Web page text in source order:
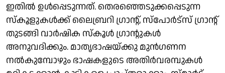
ഇതില്‍ ഉള്‍പ്പെടുന്നത്. തെരഞ്ഞെടുക്കപ്പെടുന്ന
സ്‌കൂളുകള്‍ക്ക് ലൈബ്രറി ഗ്രാന്റ്, സ്പോര്‍ട്സ് ഗ്രാന്റ്
തുടങ്ങി വാര്‍ഷിക സ്‌കൂള്‍ ഗ്രാന്റുകള്‍
അനുവദിക്കും. മാതൃഭാഷയ്ക്കു മുന്‍ഗണന
നല്‍കുമ്പോഴും ഭാഷകളുടെ അതിര്‍വരമ്പുകള്‍